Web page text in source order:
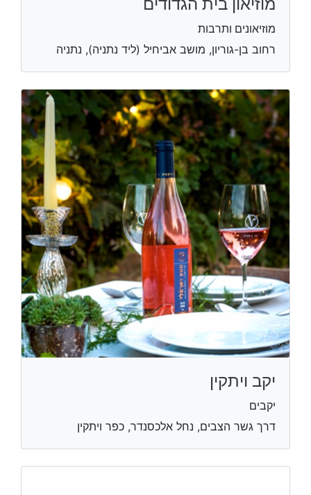
מוזיאונים ותרבות
רחוב בן-גוריון, מושב אביחיל (ליד נתניה), נתניה
יקב ויתקין
יקבים
דרך גשר הצבים, נחל אלכסנדר, כפר ויתקין